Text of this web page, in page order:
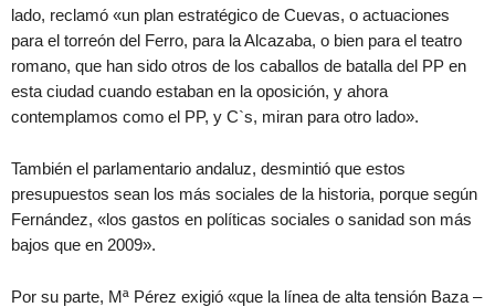
lado, reclamó «un plan estratégico de Cuevas, o actuaciones
para el torreón del Ferro, para la Alcazaba, o bien para el teatro
romano, que han sido otros de los caballos de batalla del PP en
esta ciudad cuando estaban en la oposición, y ahora
contemplamos como el PP, y C`s, miran para otro lado».
También el parlamentario andaluz, desmintió que estos
presupuestos sean los más sociales de la historia, porque según
Fernández, «los gastos en políticas sociales o sanidad son más
bajos que en 2009».
Por su parte, Mª Pérez exigió «que la línea de alta tensión Baza –